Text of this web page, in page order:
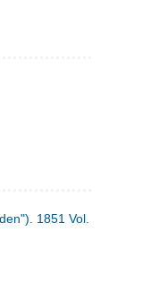
1851 Vol. 2 Nr. 1